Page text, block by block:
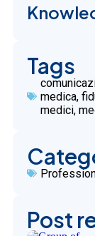
Tags
medica,
medici,
Post